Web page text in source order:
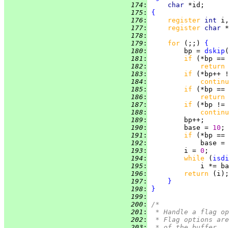
174 : char
175 :
{
176 : register int
177 : register char
178 :
179 : for (;;) {
180 :
         bp =
dskip
181 : if
(*bp ==
182 :
return
183 : if
(*bp++
184 :
185 : if
(*bp ==
186 :
return
187 : if
(*bp !=
188 :
189 :
190 :
         base =
10
191 : if
(*bp ==
192 :
             base =
193 :
         i =
0
194 : while (
195 :
i *=
196 :
return
197 :
}
198 :
}
199 :
200 :
/*
201 :
* Handle a flag
202 :
* Flag options